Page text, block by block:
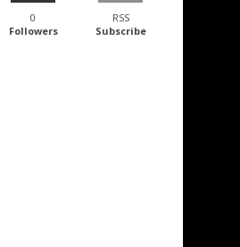
0
Followers
RSS
Subscribe